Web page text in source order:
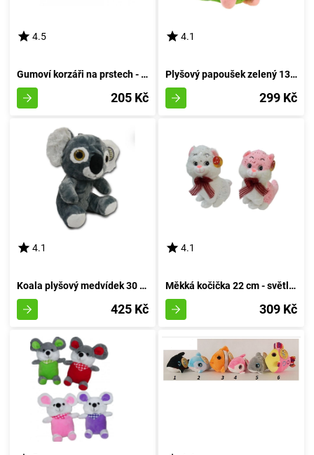
4.5
Gumoví korzáři na prstech - herní hračka pro děti
205 Kč
4.1
Plyšový papoušek zelený 13 cm
299 Kč
4.1
Koala plyšový medvídek 30 cm
425 Kč
4.1
Měkká kočička 22 cm - světlá barva
309 Kč